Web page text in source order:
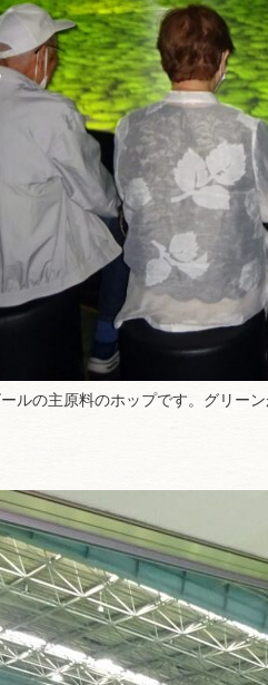
ールの主原料のホップです。グリ